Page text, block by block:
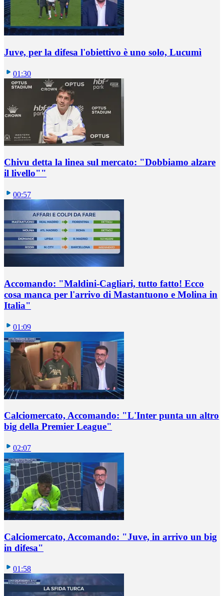
Juve, per la difesa l'obiettivo è uno solo, Lucumì
01:30
Chivu detta la linea sul mercato: "Dobbiamo alzare
il livello""
00:57
Accomando: "Maldini-Cagliari, tutto fatto! Ecco
cosa manca per l'arrivo di Mastantuono e Molina in
Italia"
01:09
Calciomercato, Accomando: "L'Inter punta un altro
big della Premier League"
02:07
Calciomercato, Accomando: "Juve, in arrivo un big
in difesa"
01:58